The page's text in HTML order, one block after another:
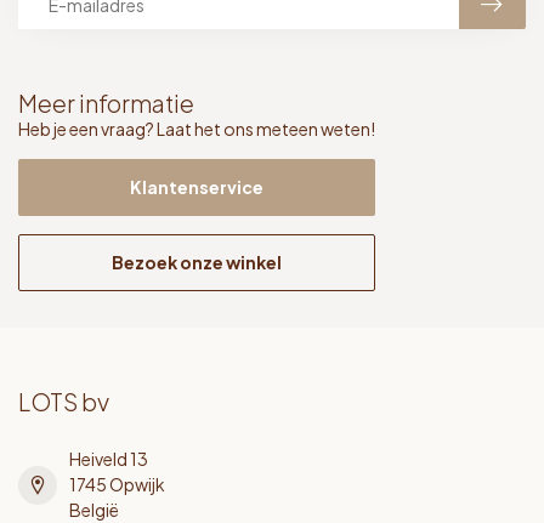
Meer informatie
Heb je een vraag? Laat het ons meteen weten!
Klantenservice
Bezoek onze winkel
LOTS bv
Heiveld 13
1745 Opwijk
België